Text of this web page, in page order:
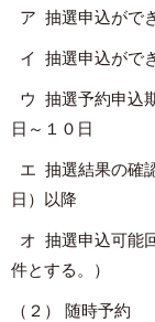
ア 抽選申込がで
イ 抽選申込がで
ウ 抽選予約申込
日～１０日
エ 抽選結果の確
日）以降
オ 抽選申込可能
件とする。）
（２） 随時予約